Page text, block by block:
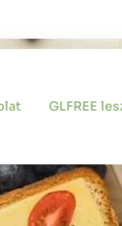
GLFREE